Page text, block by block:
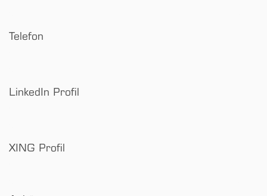
Telefon
LinkedIn Profil
XING Profil